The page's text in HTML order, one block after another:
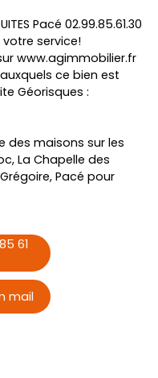
Pacé 02.99.85.61.30
service!
www.agimmobilier.fr
ce bien est
Géorisques :
des maisons sur les
La Chapelle des
Pacé pour
61
mail